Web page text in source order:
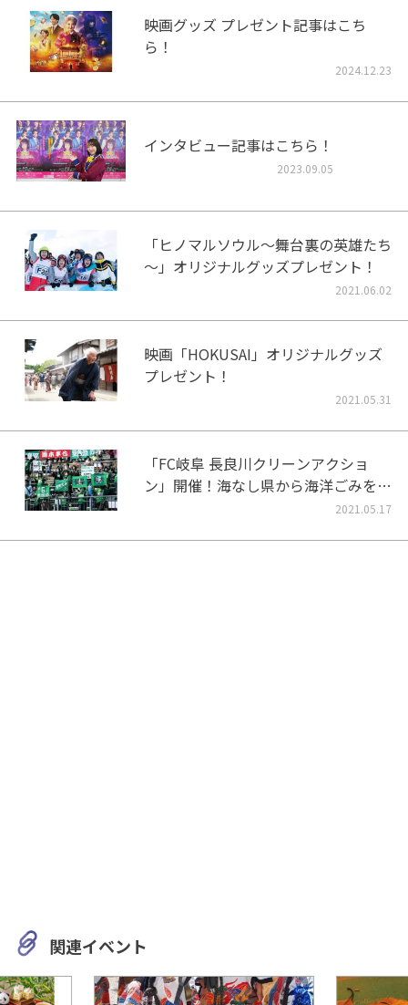
映画グッズ プレゼント記事はこち
ら！
2024.12.23
インタビュー記事はこちら！
2023.09.05
「ヒノマルソウル～舞台裏の英雄たち
～」オリジナルグッズプレゼント！
2021.06.02
映画「HOKUSAI」オリジナルグッズ
プレゼント！
2021.05.31
「FC岐阜 長良川クリーンアクショ
ン」開催！海なし県から海洋ごみをな
2021.05.17
関連イベント